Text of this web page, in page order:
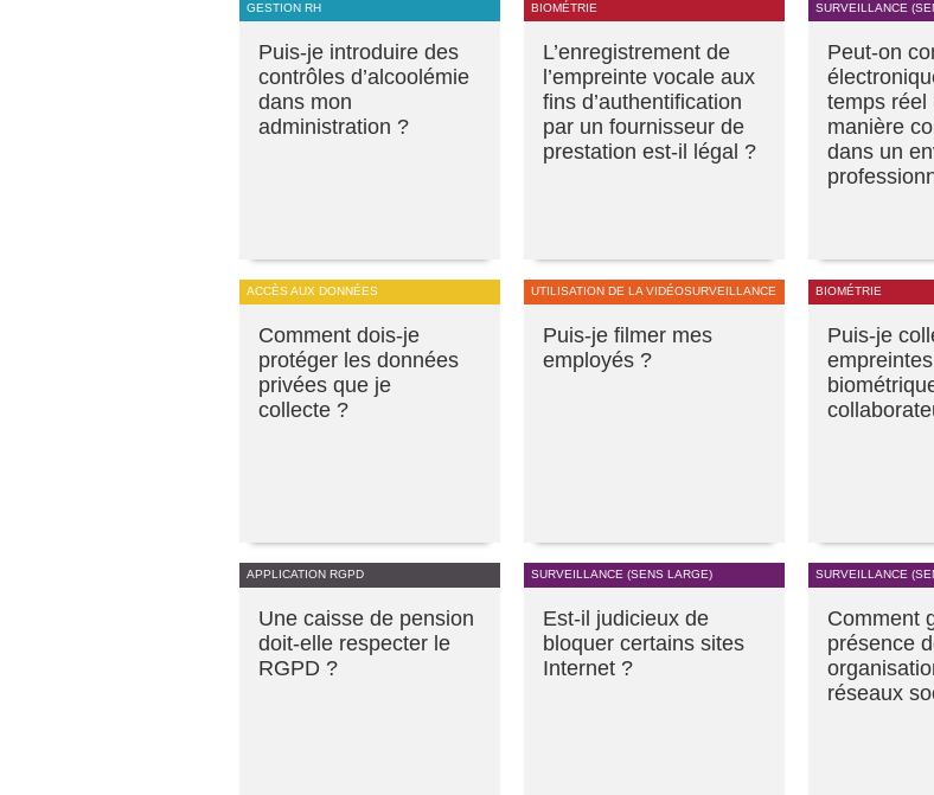
GESTION RH
Puis-je introduire des
contrôles d’alcoolémie
dans mon
administration ?
BIOMÉTRIE
L’enregistrement de
l’empreinte vocale aux
fins d’authentification
par un fournisseur de
prestation est-il légal ?
SURVEILLANCE
Peut-on
temps réel
manière
dans un
ACCÈS AUX DONNÉES
Comment dois-je
protéger les données
privées que je
collecte ?
UTILISATION DE LA VIDÉOSURVEILLANCE
Puis-je filmer mes
employés ?
BIOMÉTRIE
Puis-je
empreintes
APPLICATION RGPD
Une caisse de pension
doit-elle respecter le
RGPD ?
SURVEILLANCE (SENS LARGE)
Est-il judicieux de
bloquer certains sites
Internet ?
SURVEILLANCE
Comment
présence
réseaux